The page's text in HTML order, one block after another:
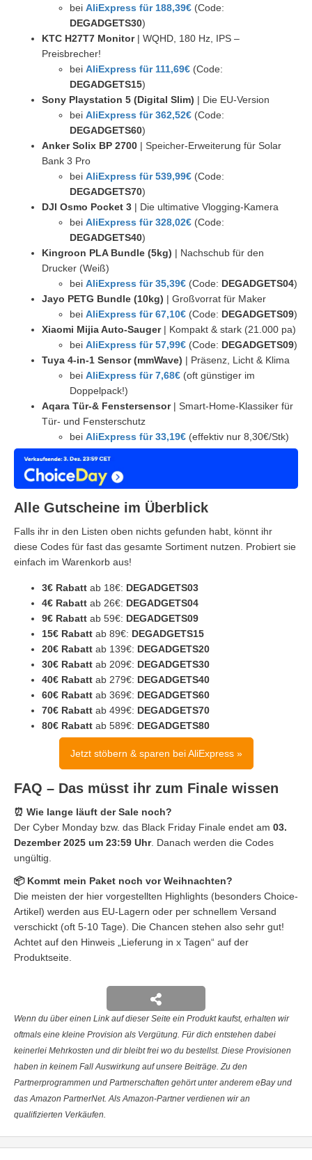
bei AliExpress für 188,39€ (Code:
DEGADGETS30)
KTC H27T7 Monitor| WQHD, 180 Hz, IPS –
Preisbrecher!
bei AliExpress für 111,69€ (Code:
DEGADGETS15)
Sony Playstation 5 (Digital Slim) | Die EU-Version
bei AliExpress für 362,52€ (Code:
DEGADGETS60)
Anker Solix BP 2700 | Speicher-Erweiterung für Solar
Bank 3 Pro
bei AliExpress für 539,99€ (Code:
DEGADGETS70)
DJI Osmo Pocket 3 | Die ultimative Vlogging-Kamera
bei AliExpress für 328,02€ (Code:
DEGADGETS40)
Kingroon PLA Bundle (5kg) | Nachschub für den
Drucker (Weiß)
bei AliExpress für 35,39€ (Code: DEGADGETS04)
Jayo PETG Bundle (10kg) | Großvorrat für Maker
bei AliExpress für 67,10€ (Code: DEGADGETS09)
Xiaomi Mijia Auto-Sauger| Kompakt & stark (21.000 pa)
bei AliExpress für 57,99€ (Code: DEGADGETS09)
Tuya 4-in-1 Sensor (mmWave) | Präsenz, Licht & Klima
bei AliExpress für 7,68€ (oft günstiger im
Doppelpack!)
Aqara Tür-& Fenstersensor| Smart-Home-Klassiker für
Tür- und Fensterschutz
bei AliExpress für 33,19€ (effektiv nur 8,30€/Stk)
Alle Gutscheine im Überblick
Falls ihr in den Listen oben nichts gefunden habt, könnt ihr
diese Codes für fast das gesamte Sortiment nutzen. Probiert sie
einfach im Warenkorb aus!
3€ Rabatt ab 18€: DEGADGETS03
4€ Rabatt ab 26€: DEGADGETS04
9€ Rabatt ab 59€: DEGADGETS09
15€ Rabatt ab 89€: DEGADGETS15
20€ Rabatt ab 139€: DEGADGETS20
30€ Rabatt ab 209€: DEGADGETS30
40€ Rabatt ab 279€: DEGADGETS40
60€ Rabatt ab 369€: DEGADGETS60
70€ Rabatt ab 499€: DEGADGETS70
80€ Rabatt ab 589€: DEGADGETS80
Jetzt stöbern & sparen bei AliExpress »
FAQ – Das müsst ihr zum Finale wissen
⏰ Wie lange läuft der Sale noch?
Der Cyber Monday bzw. das Black Friday Finale endet am 03.
Dezember 2025 um 23:59 Uhr. Danach werden die Codes
ungültig.
📦 Kommt mein Paket noch vor Weihnachten?
Die meisten der hier vorgestellten Highlights (besonders Choice-
Artikel) werden aus EU-Lagern oder per schnellem Versand
verschickt (oft 5-10 Tage). Die Chancen stehen also sehr gut!
Achtet auf den Hinweis „Lieferung in x Tagen“ auf der
Produktseite.
Wenn du über einen Link auf dieser Seite ein Produkt kaufst, erhalten wir
oftmals eine kleine Provision als Vergütung. Für dich entstehen dabei
keinerlei Mehrkosten und dir bleibt frei wo du bestellst. Diese Provisionen
haben in keinem Fall Auswirkung auf unsere Beiträge. Zu den
Partnerprogrammen und Partnerschaften gehört unter anderem eBay und
das Amazon PartnerNet. Als Amazon-Partner verdienen wir an
qualifizierten Verkäufen.